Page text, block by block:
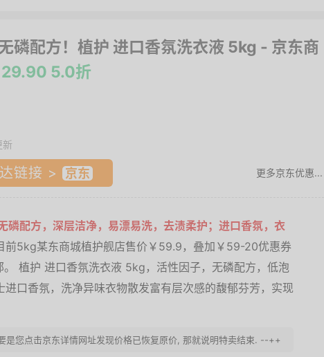
磷配方！植护 进口香氛洗衣液 5kg - 京东商
29.90 5.0折
新
链接 > 更多京东优惠...
磷配方，深层洁净，易漂易洗，去渍柔护；进口香氛，衣
前5kg某东商城植护舰店售价￥59.9，叠加￥59-20优惠券
植护 进口香氛洗衣液 5kg，活性因子，无磷配方，低泡
口香氛，洗净异味衣物散发富有层次感的馥郁芬芳，实现
您点击京东详情网址发现价格已恢复原价, 那就说明特卖结束. --++